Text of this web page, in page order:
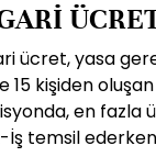
ücret, yasa
15 kişiden
en fazla
İş temsil